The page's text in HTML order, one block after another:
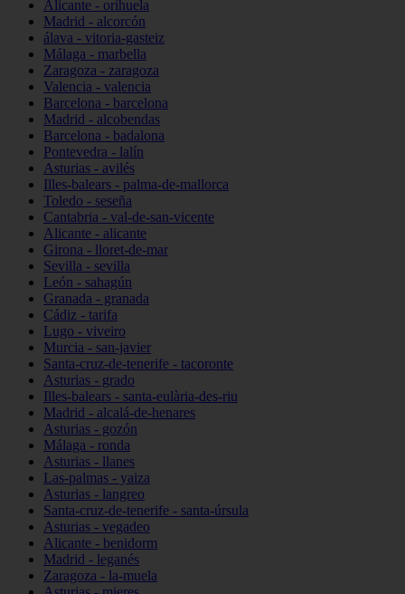
Alicante - orihuela
Madrid - alcorcón
álava - vitoria-gasteiz
Málaga - marbella
Zaragoza - zaragoza
Valencia - valencia
Barcelona - barcelona
Madrid - alcobendas
Barcelona - badalona
Pontevedra - lalín
Asturias - avilés
Illes-balears - palma-de-mallorca
Toledo - seseña
Cantabria - val-de-san-vicente
Alicante - alicante
Girona - lloret-de-mar
Sevilla - sevilla
León - sahagún
Granada - granada
Cádiz - tarifa
Lugo - viveiro
Murcia - san-javier
Santa-cruz-de-tenerife - tacoronte
Asturias - grado
Illes-balears - santa-eulària-des-riu
Madrid - alcalá-de-henares
Asturias - gozón
Málaga - ronda
Asturias - llanes
Las-palmas - yaiza
Asturias - langreo
Santa-cruz-de-tenerife - santa-úrsula
Asturias - vegadeo
Alicante - benidorm
Madrid - leganés
Zaragoza - la-muela